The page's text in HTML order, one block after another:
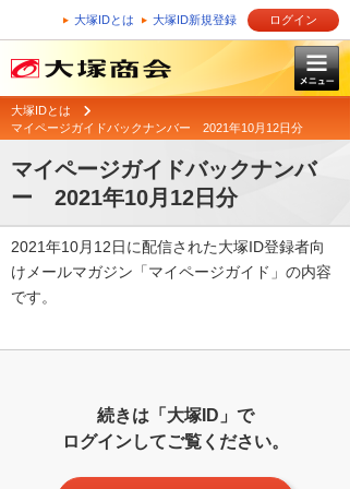
大塚IDとは 大塚ID新規登録 ログイン
大塚IDとは
マイページガイドバックナンバー 2021年10月12日分
マイページガイドバックナンバ
ー 2021年10月12日分
2021年10月12日に配信された大塚ID登録者向
けメールマガジン「マイページガイド」の内容
です。
続きは「大塚ID」で
ログインしてご覧ください。